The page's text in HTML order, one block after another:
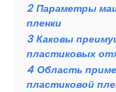
2 Параметры
пленки
3 Каковы
пластиковых
4 Область
пластиковой